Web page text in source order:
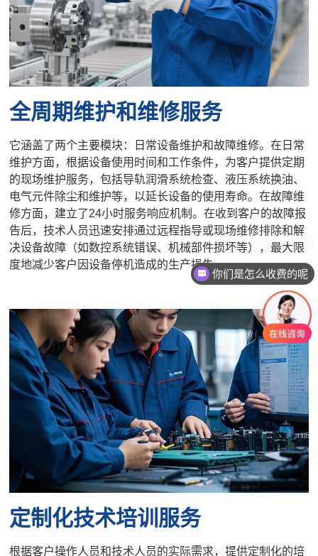
全周期维护和维修服务
它涵盖了两个主要模块：日常设备维护和故障维修。在日常
维护方面，根据设备使用时间和工作条件，为客户提供定期
的现场维护服务，包括导轨润滑系统检查、液压系统换油、
电气元件除尘和维护等，以延长设备的使用寿命。在故障维
修方面，建立了24小时服务响应机制。在收到客户的故障报
告后，技术人员迅速安排通过远程指导或现场维修排除和解
决设备故障（如数控系统错误、机械部件损坏等），最大限
度地减少客户因设备停机造成的生产损失。
定制化技术培训服务
根据客户操作人员和技术人员的实际需求，提供定制化的培
你们是怎么收费的呢